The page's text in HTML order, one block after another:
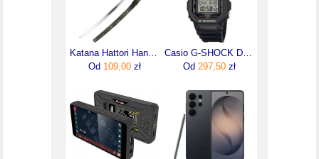
Od 109,00zł
Od 297,50zł